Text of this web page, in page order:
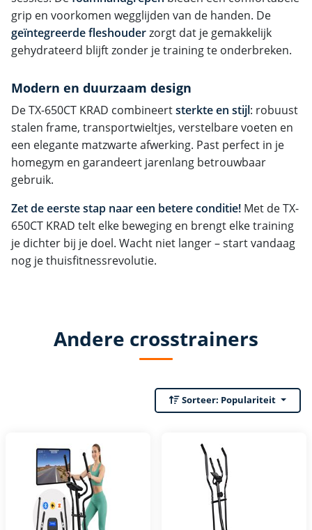
grip en voorkomen wegglijden van de handen. De
geïntegreerde fleshouderzorgt dat je gemakkelijk
gehydrateerd blijft zonder je training te onderbreken.
Modern en duurzaam design
De TX-650CT KRAD combineertsterkte en stijl: robuust
stalen frame, transportwieltjes, verstelbare voeten en
een elegante matzwarte afwerking. Past perfect in je
homegym en garandeert jarenlang betrouwbaar
gebruik.
Zet de eerste stap naar een betere conditie! Met de TX-
650CT KRAD telt elke beweging en brengt elke training
je dichter bij je doel. Wacht niet langer – start vandaag
nog je thuisfitnessrevolutie.
Andere crosstrainers
Sorteer: Populariteit